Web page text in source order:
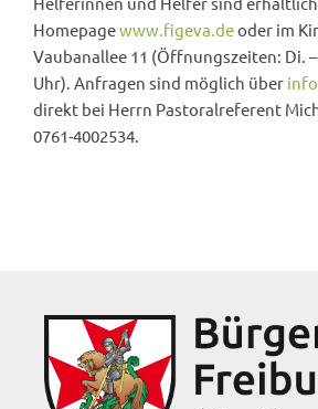
Homepagewww.figeva.deoder im
Vaubanallee 11 (Öffnungszeiten: Di. –
Uhr). Anfragen sind möglich über
direkt bei Herrn Pastoralreferent
0761-4002534.